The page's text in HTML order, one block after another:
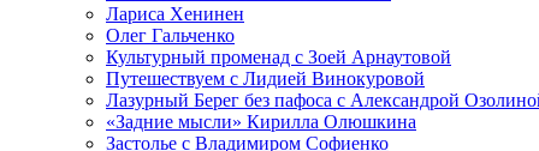
Лариса Хенинен
Олег Гальченко
Культурный променад с Зоей Арнаутовой
Путешествуем с Лидией Винокуровой
Лазурный Берег без пафоса с Александрой
«Задние мысли» Кирилла Олюшкина
Застолье с Владимиром Софиенко